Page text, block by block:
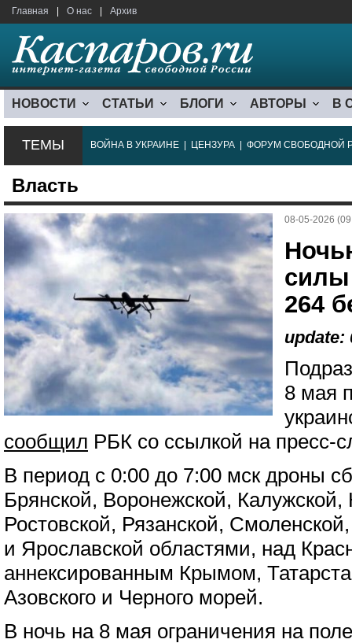
Главная О нас Архив
НОВОСТИ СТАТЬИ БЛОГИ АВТОРЫ В
ТЕМЫ ВОЙНА В УКРАИНЕ ЦЕНЗУРА ФОРУМ СВОБОДНОЙ
Власть
08-05-2026
264
update:
8 мая
сообщил РБК со ссылкой на
В период с 0:00 до 7:00 мск дроны
Брянской, Воронежской, Калужской,
Ростовской, Рязанской,
и Ярославской областями, над
аннексированным Крымом,
Азовского и Черного морей.
В ночь на 8 мая ограничения на